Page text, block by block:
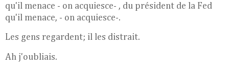
qu'il menace - on acquiesce- , du président de la Fed
qu'il menace, - on acquiesce-.
Les gens regardent; il les distrait.
Ah j'oubliais.